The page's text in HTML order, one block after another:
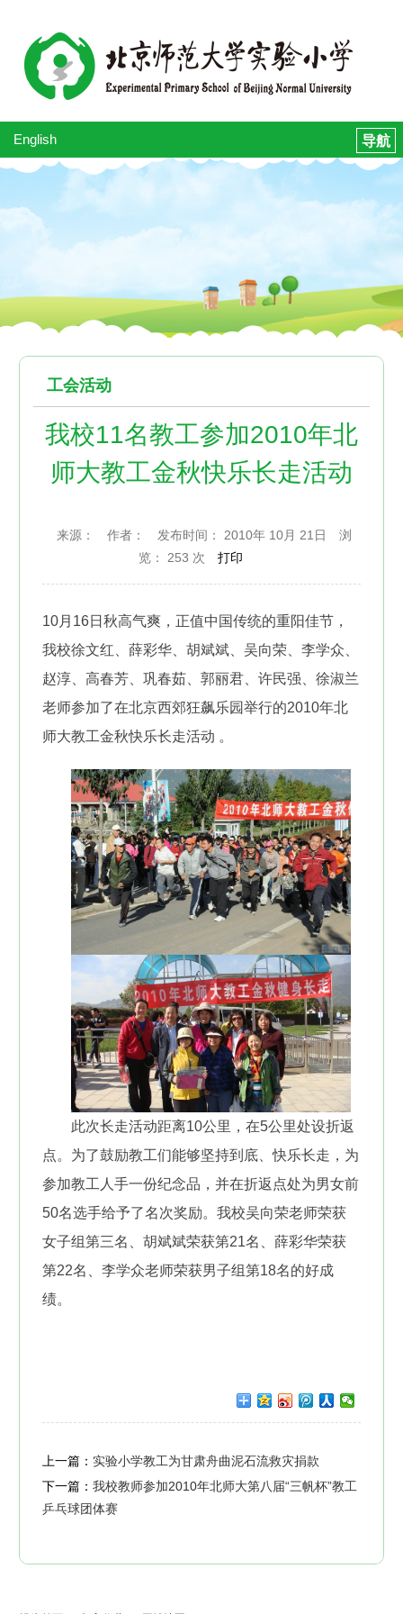
English
工会活动
我校11名教工参加2010年北
师大教工金秋快乐长走活动
来源： 作者： 发布时间： 2010年 10月 21日
浏
览： 253 次 打印
10月16日秋高气爽，正值中国传统的重阳佳节，
我校徐文红、薛彩华、胡斌斌、吴向荣、李学众、
赵淳、高春芳、巩春茹、郭丽君、许民强、徐淑兰
老师参加了在北京西郊狂飙乐园举行的2010年北
师大教工金秋快乐长走活动 。
此次长走活动距离10公里，在5公里处设折返
点。为了鼓励教工们能够坚持到底、快乐长走，为
参加教工人手一份纪念品，并在折返点处为男女前
50名选手给予了名次奖励。我校吴向荣老师荣获
女子组第三名、胡斌斌荣获第21名、薛彩华荣获
第22名、李学众老师荣获男子组第18名的好成
绩。
上一篇： 实验小学教工为甘肃舟曲泥石流救灾捐款
下一篇：我校教师参加2010年北师大第八届“三帆杯”教工
乒乓球团体赛